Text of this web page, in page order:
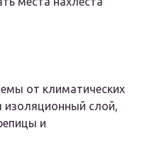
от климатических
изоляционный слой,
и